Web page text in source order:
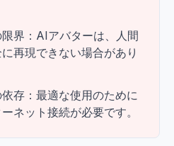
界：AIアバターは、人間
再現できない場合があり
存：最適な使用のために
ネット接続が必要です。